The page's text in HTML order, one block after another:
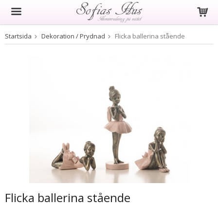
Produkten har blivit tillagd i varukorgen
Startsida Dekoration / Prydnad Flicka ballerina stående
Flicka ballerina stående